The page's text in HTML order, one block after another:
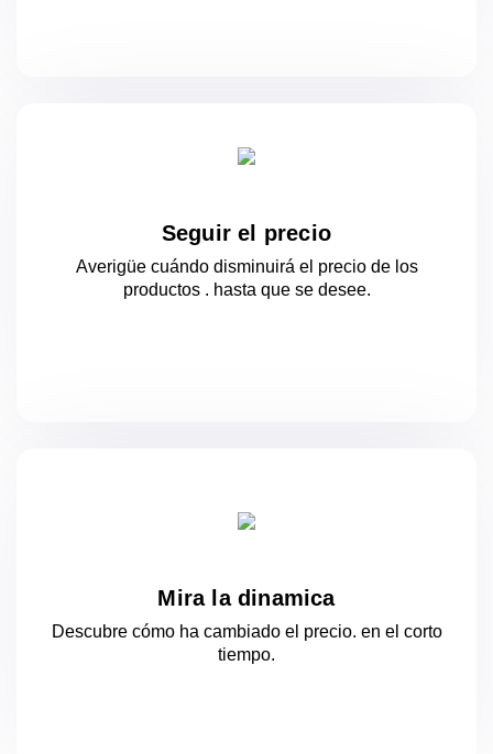
Seguir el precio
Averigüe cuándo disminuirá el precio de los
productos . hasta que se desee.
Mira la dinamica
Descubre cómo ha cambiado el precio. en el corto
tiempo.